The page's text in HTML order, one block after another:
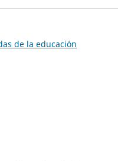
de la educación